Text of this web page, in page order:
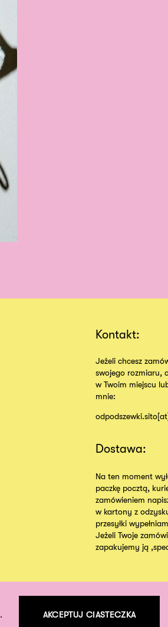
Kontakt:
Jeżeli chcesz
swojego rozmiaru,
w Twoim miejscu
mnie:
Dostawa:
Na ten moment
paczkę pocztą,
zamówieniem
w kartony z
przesyłki
Jeżeli Twoje
zapakujemy ją
odpodszewkiAKCEPTUJ CIASTECZKA